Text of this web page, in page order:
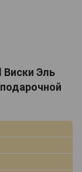
Виски Эль